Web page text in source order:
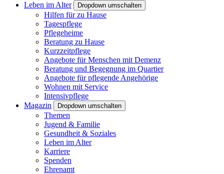
Leben im Alter
Dropdown umschalten
Hilfen für zu Hause
Tagespflege
Pflegeheime
Beratung zu Hause
Kurzzeitpflege
Angebote für Menschen mit Demenz
Beratung und Begegnung im Quartier
Angebote für pflegende Angehörige
Wohnen mit Service
Intensivpflege
Magazin
Dropdown umschalten
Themen
Jugend & Familie
Gesundheit & Soziales
Leben im Alter
Karriere
Spenden
Ehrenamt